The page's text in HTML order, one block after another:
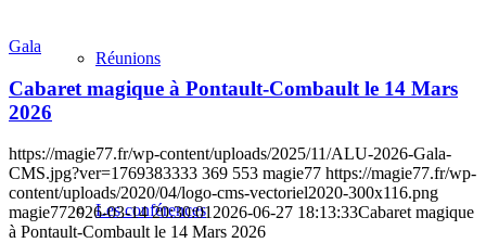
Réunions
Les conférences
Gala
Cabaret magique à Pontault-Combault le 14 Mars
2026
https://magie77.fr/wp-content/uploads/2025/11/ALU-2026-Gala-
CMS.jpg?ver=1769383333 369 553 magie77 https://magie77.fr/wp-
content/uploads/2020/04/logo-cms-vectoriel2020-300x116.png
magie772026-03-14 20:30:012026-06-27 18:13:33Cabaret magique
à Pontault-Combault le 14 Mars 2026